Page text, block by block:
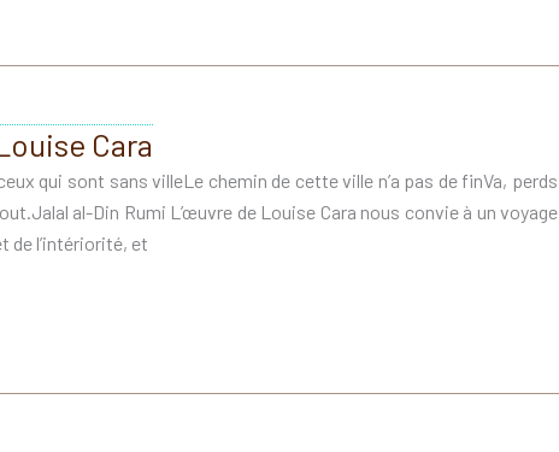
Cara
qui sont sans villeLe chemin de cette ville n’a pas de finVa, perds
al-Din Rumi L’œuvre de Louise Cara nous convie à un voyage
de l’intériorité, et